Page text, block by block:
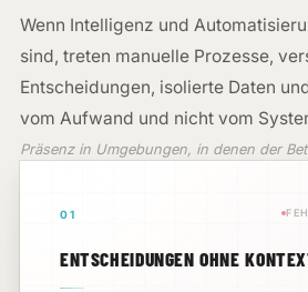
Wenn Intelligenz und
sind, treten manuelle Prozesse,
Entscheidungen, isolierte Daten
vom Aufwand und nicht vom
Präsenz in Umgebungen, in denen der
01
ENTSCHEIDUNGEN OHNE